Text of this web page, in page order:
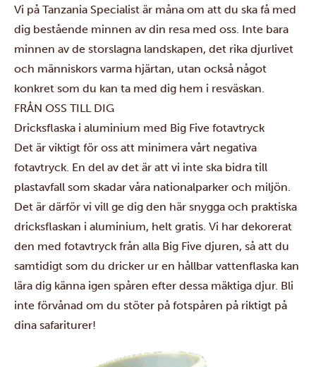
Vi på Tanzania Specialist är måna om att du ska få med
dig bestående minnen av din resa med oss. Inte bara
minnen av de storslagna landskapen, det rika djurlivet
och människors varma hjärtan, utan också något
konkret som du kan ta med dig hem i resväskan.
FRÅN OSS TILL DIG
Dricksflaska i aluminium med Big Five fotavtryck
Det är viktigt för oss att minimera vårt negativa
fotavtryck. En del av det är att vi inte ska bidra till
plastavfall som skadar våra nationalparker och miljön.
Det är därför vi vill ge dig den här snygga och praktiska
dricksflaskan i aluminium, helt gratis. Vi har dekorerat
den med fotavtryck från alla Big Five djuren, så att du
samtidigt som du dricker ur en hållbar vattenflaska kan
lära dig känna igen spåren efter dessa mäktiga djur. Bli
inte förvånad om du stöter på fotspåren på riktigt på
dina safariturer!